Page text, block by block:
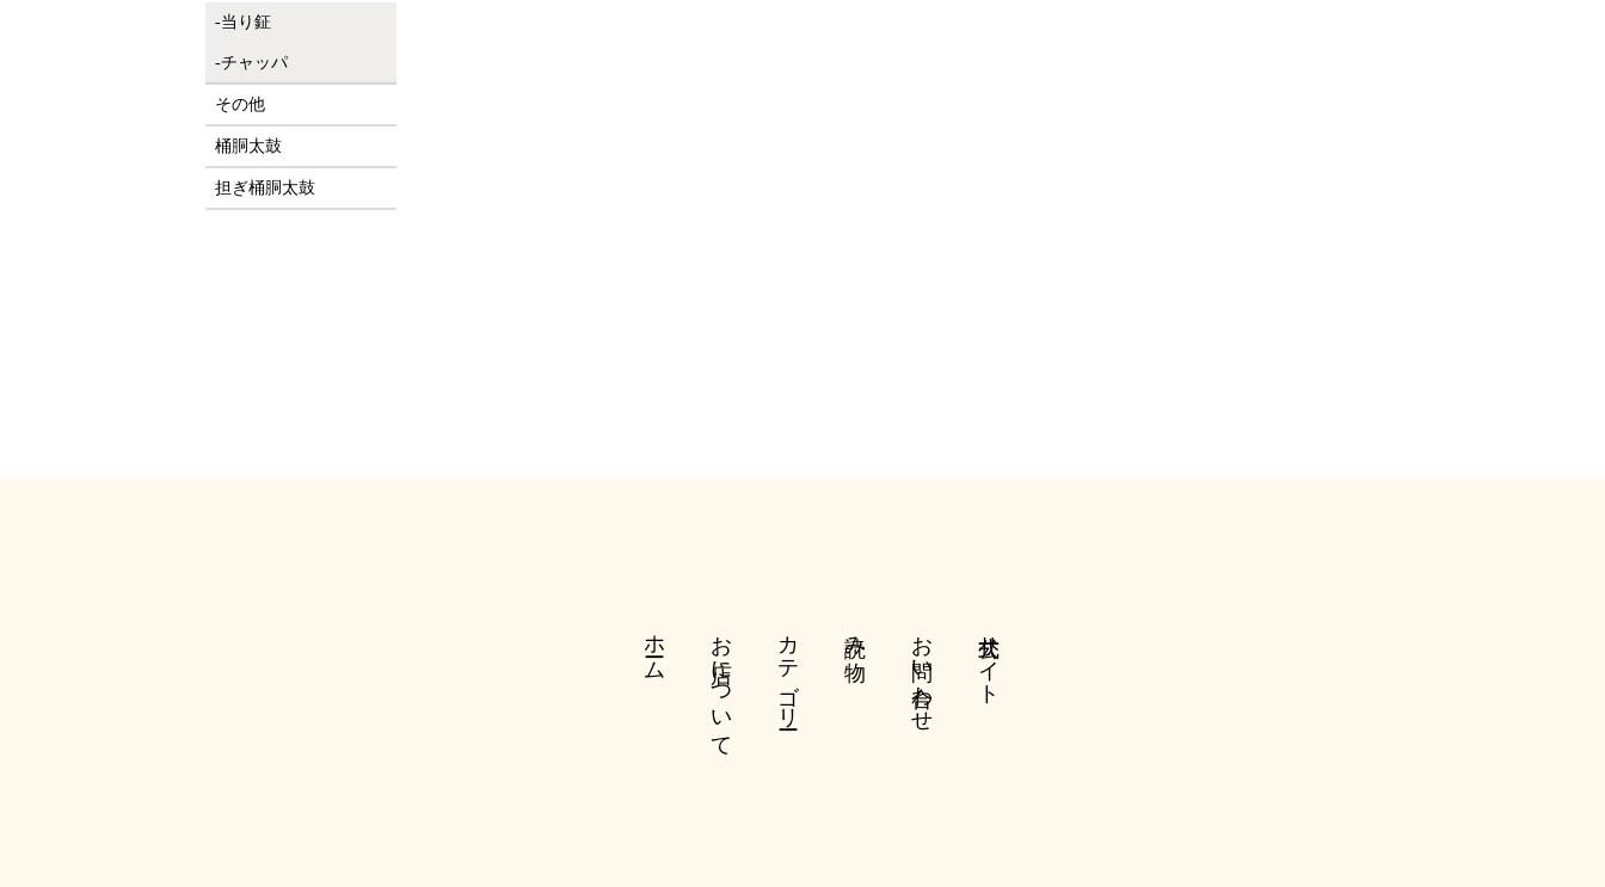
当り鉦
チャッパ
その他
桶胴太鼓
担ぎ桶胴太鼓
ホーム お店について カテゴリー 読み物 お問い合わせ 公式サイト